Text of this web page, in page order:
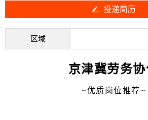
投递简历
区域
京津冀劳务协
~优质岗位推荐~